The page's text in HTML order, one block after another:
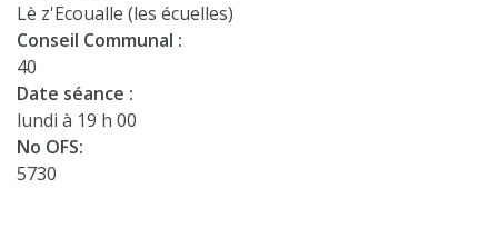
Lè z'Ecoualle (les écuelles)
Conseil Communal :
40
Date séance :
lundi à 19 h 00
No OFS:
5730